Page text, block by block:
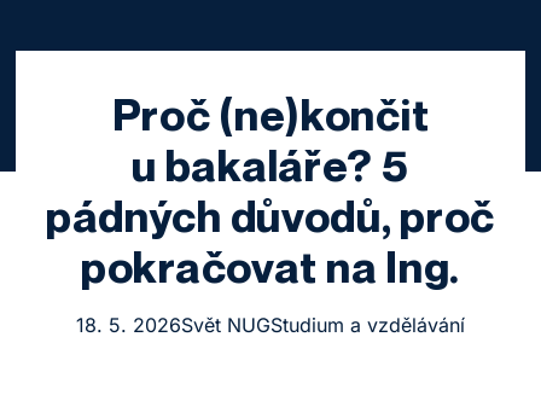
Proč (ne)končit
u bakaláře? 5
pádných důvodů, proč
pokračovat na Ing.
18. 5. 2026Svět NUGStudium a vzdělávání